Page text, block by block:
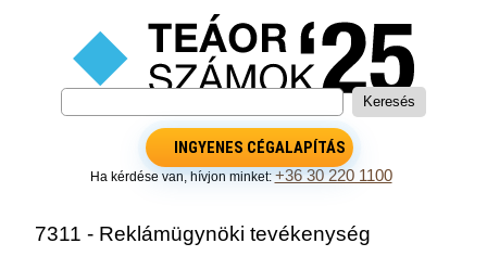
INGYENES CÉGALAPÍTÁS
Ha kérdése van, hívjon minket:+36 30 220 1100
7311 - Reklámügynöki tevékenység